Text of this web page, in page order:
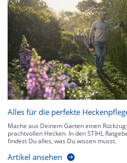
Alles für die perfekte
Mache aus Deinem Garten einen
prachtvollen Hecken. In den STIHL
findest Du alles, was Du wissen musst.
Artikel ansehen